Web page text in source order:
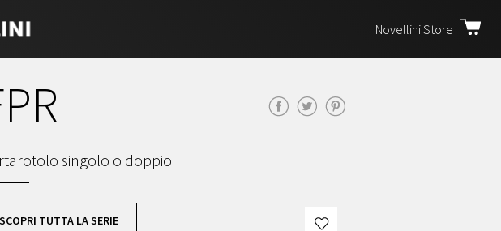
Novellini Store
singolo o doppio
SCOPRI TUTTA LA SERIE